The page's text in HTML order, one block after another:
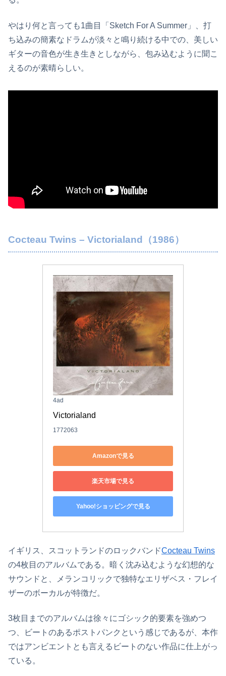
やはり何と言っても1曲目「Sketch For A Summer」、打
ち込みの簡素なドラムが淡々と鳴り続ける中での、美しい
ギターの音色が生き生きとしながら、包み込むように聞こ
えるのが素晴らしい。
Cocteau Twins – Victorialand（1986）
4ad
Victorialand
1772063
Amazonで見る
楽天市場で見る
Yahoo!ショッピングで見る
イギリス、スコットランドのロックバンドCocteau Twins
の4枚目のアルバムである。暗く沈み込むような幻想的な
サウンドと、メランコリックで独特なエリザベス・フレイ
ザーのボーカルが特徴だ。
3枚目までのアルバムは徐々にゴシック的要素を強めつ
つ、ビートのあるポストパンクという感じであるが、本作
ではアンビエントとも言えるビートのない作品に仕上がっ
ている。